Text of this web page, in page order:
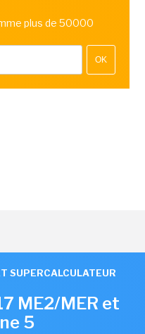
plus de 50000
OK
SUPERCALCULATEUR
ME2/MER et
5